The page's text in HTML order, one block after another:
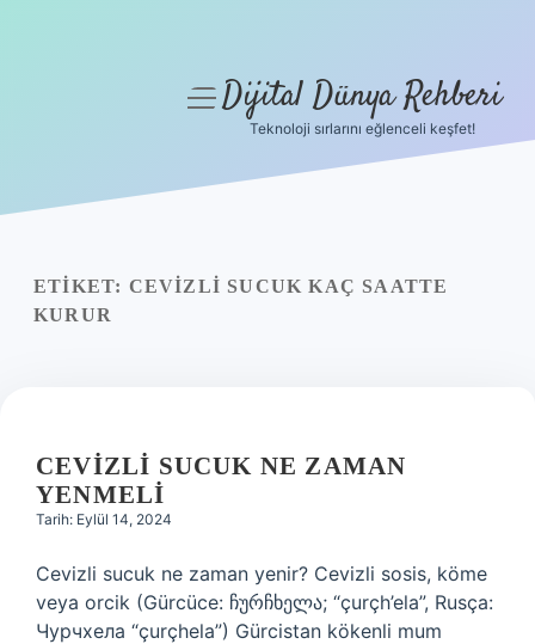
Yasal Uyarı
menüyüDijital Dünya Rehberi
Teknoloji sırlarını eğlenceli keşfet!
ETIKET: CEVIZLI SUCUK KAÇ SAATTE
KURUR
CEVIZLI SUCUK NE ZAMAN
YENMELI
Tarih: Eylül 14, 2024
Cevizli sucuk ne zaman yenir? Cevizli sosis, köme
veya orcik (Gürcüce: ჩურჩხელა; “çurçh’ela”, Rusça:
Чурчхела “çurçhela”) Gürcistan kökenli mum